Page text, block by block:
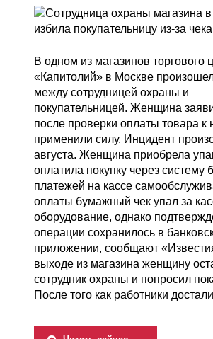
В одном из магазинов торгового
«Капитолий» в Москве
между сотрудницей охраны и
покупательницей. Женщина
после проверки оплаты товара к
применили силу. Инцидент
августа. Женщина приобрела
оплатила покупку через систему
платежей на кассе
оплаты бумажный чек упал за
оборудование, однако
операции сохранилось в
приложении, сообщают
выходе из магазина женщину
сотрудник охраны и попросил
После того как работники